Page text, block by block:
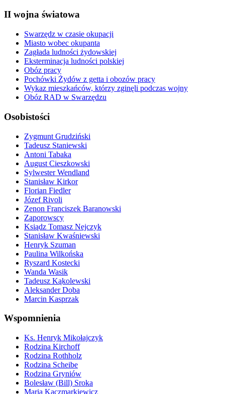
II wojna światowa
Swarzędz w czasie okupacji
Miasto wobec okupanta
Zagłada ludności żydowskiej
Eksterminacja ludności polskiej
Obóz pracy
Pochówki Żydów z getta i obozów pracy
Wykaz mieszkańców, którzy zginęli podczas wojny
Obóz RAD w Swarzędzu
Osobistości
Zygmunt Grudziński
Tadeusz Staniewski
Antoni Tabaka
August Cieszkowski
Sylwester Wendland
Stanisław Kirkor
Florian Fiedler
Józef Rivoli
Zenon Franciszek Baranowski
Zaporowscy
Ksiądz Tomasz Nejczyk
Stanisław Kwaśniewski
Henryk Szuman
Paulina Wilkońska
Ryszard Kostecki
Wanda Wasik
Tadeusz Kąkolewski
Aleksander Doba
Marcin Kasprzak
Wspomnienia
Ks. Henryk Mikołajczyk
Rodzina Kirchoff
Rodzina Rothholz
Rodzina Scheibe
Rodzina Gryniów
Bolesław (Bill) Sroka
Maria Kaczmarkiewicz